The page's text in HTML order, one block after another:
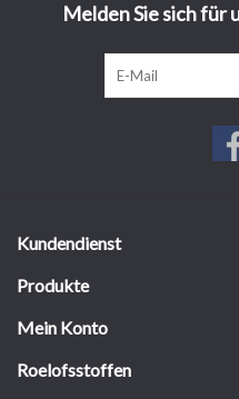
Melden Sie sich für
Kundendienst
Produkte
Mein Konto
Roelofsstoffen